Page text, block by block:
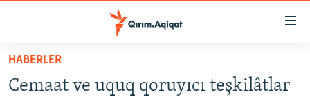
Esas
qaytmaq
HABERLER
Cemaat ve uquq qoruyıcı teşkilâtlar